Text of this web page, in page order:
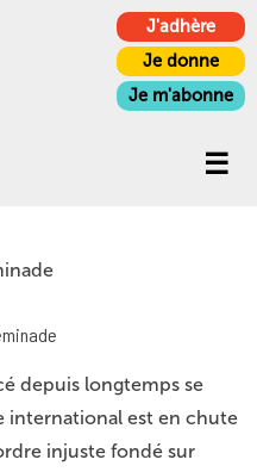
J'adhère
Je donne
Je m'abonne
depuis longtemps se
international est en chute
injuste fondé sur